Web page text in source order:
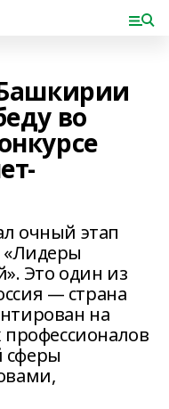
во
очный этап
«Лидеры
Это один из
— страна
на
сферы